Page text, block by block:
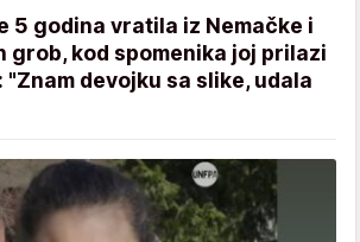
5 godina vratila iz Nemačke i
grob, kod spomenika joj prilazi
devojku sa slike, udala